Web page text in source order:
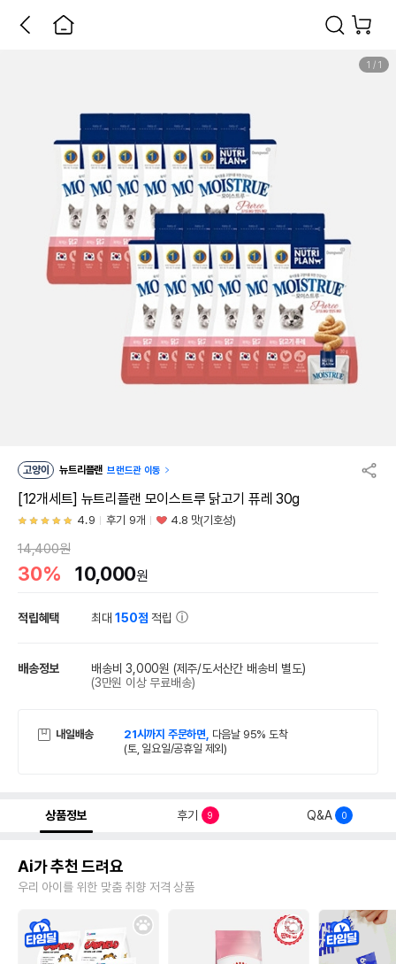
1 / 1
고양이 뉴트리플랜 브랜드관 이동
[12개세트] 뉴트리플랜 모이스트루 닭고기 퓨레 30g
4.9 후기 9개 4.8 맛(기호성)
14,400원
30% 10,000원
적립혜택 최대150점 적립
배송정보 배송비 3,000원 (제주/도서산간 배송비 별도)
(3만원 이상 무료배송)
내일배송 21시까지 주문하면, 다음날 95% 도착
(토, 일요일/공휴일 제외)
상품정보 후기 9 Q&A 0
Ai가 추천 드려요
우리 아이를 위한 맞춤 취향 저격 상품